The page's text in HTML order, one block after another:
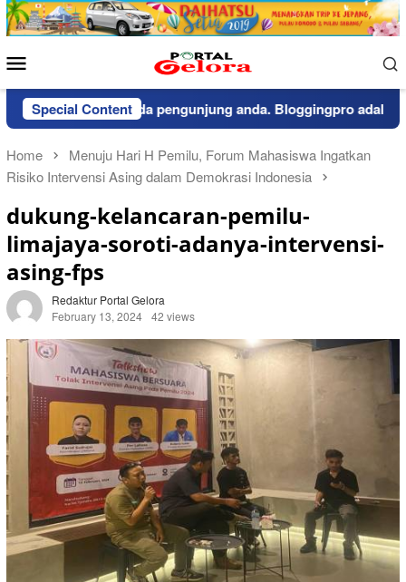
Skip
to
Menu
Special Contentkepada pengunjung anda. Bloggingpro adalah
Home
Menuju Hari H Pemilu, Forum Mahasiswa Ingatkan
Risiko Intervensi Asing dalam Demokrasi Indonesia
dukung-kelancaran-pemilu-
limajaya-soroti-adanya-intervensi-
asing-fps
Redaktur Portal Gelora
February 13, 2024 42 views